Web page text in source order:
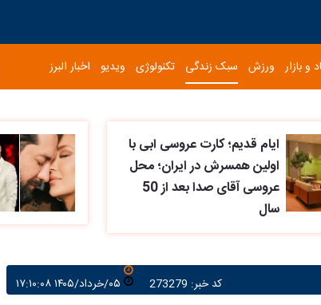
و بازار ورزش سبک زندگی تکنولوژی ویدیو اخبار البرز
ایام قدیم؛ کارت عروسی ابی با
اولین همسرش در ایران؛ محل
عروسی آقای صدا بعد از 50
سال
کد خبر: 273279